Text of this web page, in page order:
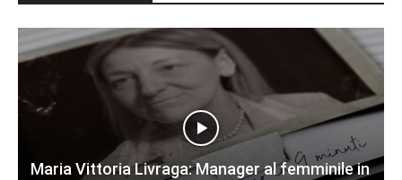
Maria Vittoria Livraga: Manager al femminile in